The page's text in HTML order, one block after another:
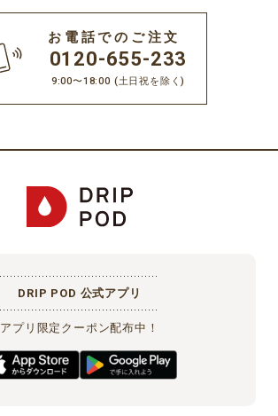
お電話でのご注文
0120-655-233
9:00〜18:00 (土日祝を除く)
DRIP POD 公式アプリ
アプリ限定クーポン配布中！